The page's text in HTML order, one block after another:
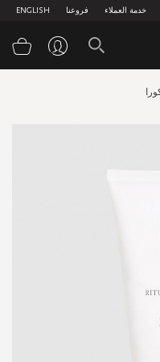
ENGLISH فروعنا خدمة العملاء